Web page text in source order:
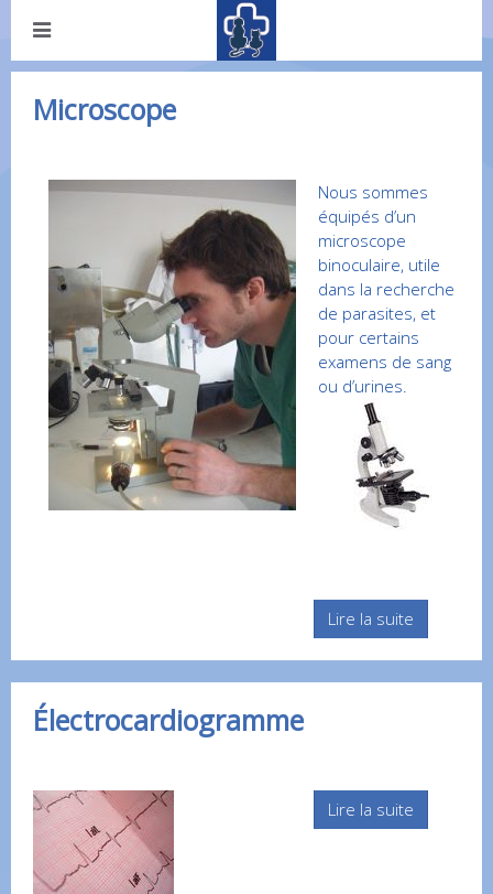
Microscope
Nous sommes
équipés d’un
microscope
binoculaire, utile
dans la recherche
de parasites, et
pour certains
examens de sang
ou d’urines.
Lire la suite
Électrocardiogramme
Lire la suite